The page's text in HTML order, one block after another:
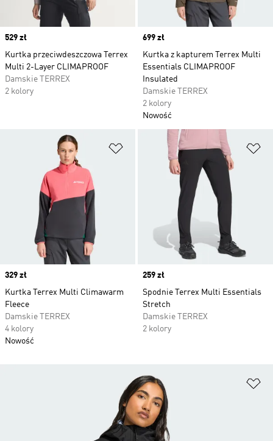
Price
529 zł
Kurtka przeciwdeszczowa Terrex
Multi 2-Layer CLIMAPROOF
Damskie TERREX
2 kolory
Price
699 zł
Kurtka z kapturem Terrex Multi
Essentials CLIMAPROOF
Insulated
Damskie TERREX
2 kolory
Nowość
Dodaj do listy życzeń
Price
329 zł
Kurtka Terrex Multi Climawarm
Fleece
Damskie TERREX
4 kolory
Nowość
Price
259 zł
Spodnie Terrex Multi Essentials
Stretch
Damskie TERREX
2 kolory